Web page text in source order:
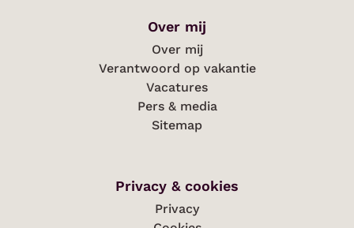
Over mij
Over mij
Verantwoord op vakantie
Vacatures
Pers & media
Sitemap
Privacy & cookies
Privacy